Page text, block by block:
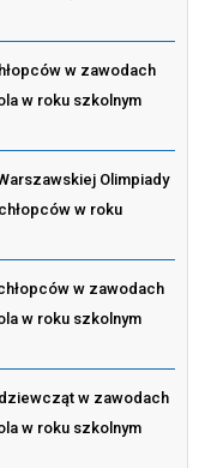
w zawodach
w roku szkolnym
Olimpiady
w roku
w zawodach
w roku szkolnym
w zawodach
w roku szkolnym